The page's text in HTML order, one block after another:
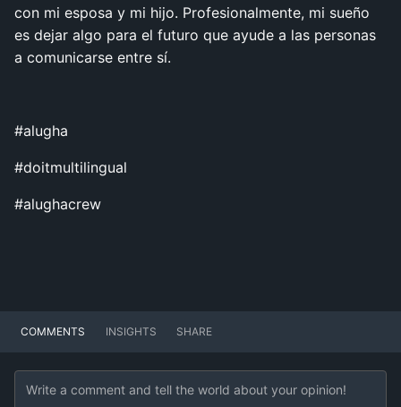
con mi esposa y mi hijo. Profesionalmente, mi sueño
es dejar algo para el futuro que ayude a las personas
a comunicarse entre sí.
#alugha
#doitmultilingual
#alughacrew
COMMENTS INSIGHTS SHARE